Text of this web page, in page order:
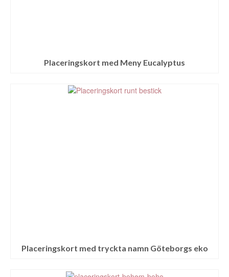
Placeringskort med Meny Eucalyptus
Placeringskort med tryckta namn Göteborgs eko